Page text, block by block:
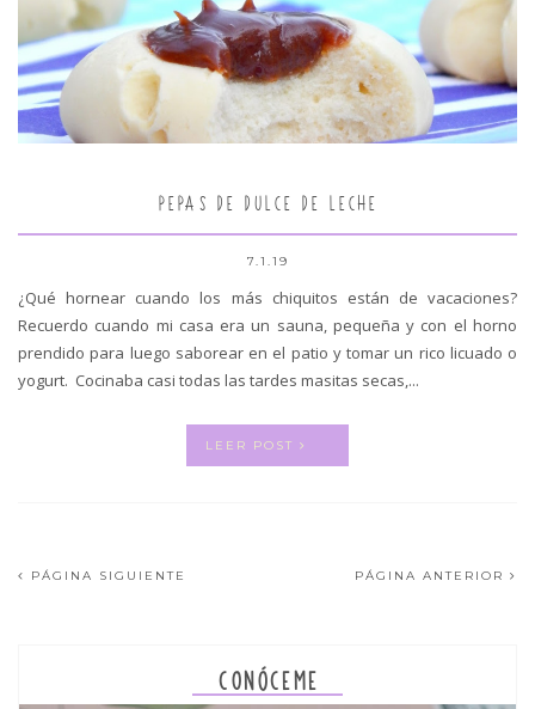
PEPAS DE DULCE DE LECHE
7.1.19
¿Qué hornear cuando los más chiquitos están de vacaciones?
Recuerdo cuando mi casa era un sauna, pequeña y con el horno
prendido para luego saborear en el patio y tomar un rico licuado o
yogurt. Cocinaba casi todas las tardes masitas secas,...
LEER POST
PÁGINA SIGUIENTE PÁGINA ANTERIOR
CONÓCEME